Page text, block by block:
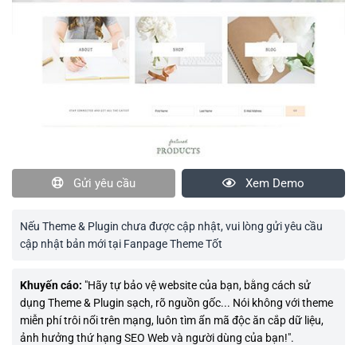
Gửi yêu cầu Xem Demo
Nếu Theme & Plugin chưa được cập nhật, vui lòng gửi yêu cầu
cập nhật bản mới tại Fanpage Theme Tốt
Khuyến cáo: "Hãy tự bảo vệ website của bạn, bằng cách sử
dụng Theme & Plugin sạch, rõ nguồn gốc... Nói không với theme
miễn phí trôi nổi trên mạng, luôn tìm ẩn mã độc ăn cắp dữ liệu,
ảnh hưởng thứ hạng SEO Web và người dùng của bạn!".